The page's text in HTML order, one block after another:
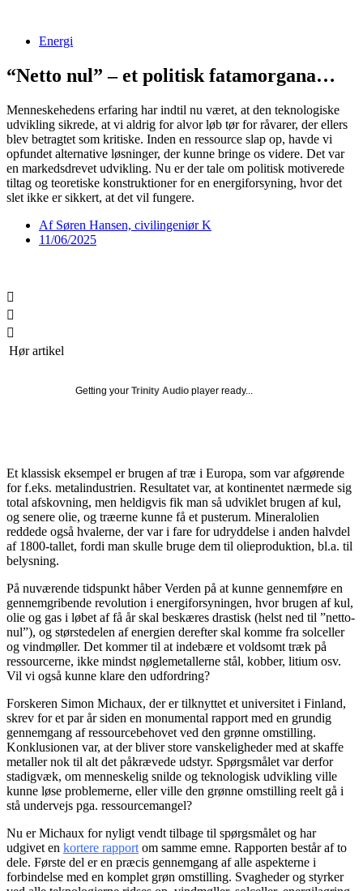
indholdEnergi
“Netto nul” – et politisk fatamorgana…
Menneskehedens erfaring har indtil nu været, at den teknologiske
udvikling sikrede, at vi aldrig for alvor løb tør for råvarer, der ellers
blev betragtet som kritiske. Inden en ressource slap op, havde vi
opfundet alternative løsninger, der kunne bringe os videre. Det var
en markedsdrevet udvikling. Nu er der tale om politisk motiverede
tiltag og teoretiske konstruktioner for en energiforsyning, hvor det
slet ikke er sikkert, at det vil fungere.
AfSøren Hansen, civilingeniør K
11/06/2025
Hør artikel
Getting your Trinity Audio player ready...
Et klassisk eksempel er brugen af træ i Europa, som var afgørende
for f.eks. metalindustrien. Resultatet var, at kontinentet nærmede sig
total afskovning, men heldigvis fik man så udviklet brugen af kul,
og senere olie, og træerne kunne få et pusterum. Mineralolien
reddede også hvalerne, der var i fare for udryddelse i anden halvdel
af 1800-tallet, fordi man skulle bruge dem til olieproduktion, bl.a. til
belysning.
På nuværende tidspunkt håber Verden på at kunne gennemføre en
gennemgribende revolution i energiforsyningen, hvor brugen af kul,
olie og gas i løbet af få år skal beskæres drastisk (helst ned til ”netto-
nul”), og størstedelen af energien derefter skal komme fra solceller
og vindmøller. Det kommer til at indebære et voldsomt træk på
ressourcerne, ikke mindst nøglemetallerne stål, kobber, litium osv.
Vil vi også kunne klare den udfordring?
Forskeren Simon Michaux, der er tilknyttet et universitet i Finland,
skrev for et par år siden en monumental rapport med en grundig
gennemgang af ressourcebehovet ved den grønne omstilling.
Konklusionen var, at der bliver store vanskeligheder med at skaffe
metaller nok til alt det påkrævede udstyr. Spørgsmålet var derfor
stadigvæk, om menneskelig snilde og teknologisk udvikling ville
kunne løse problemerne, eller ville den grønne omstilling reelt gå i
stå undervejs pga. ressourcemangel?
Nu er Michaux for nyligt vendt tilbage til spørgsmålet og har
udgivet en kortere rapport om samme emne. Rapporten består af to
dele. Første del er en præcis gennemgang af alle aspekterne i
forbindelse med en komplet grøn omstilling. Svagheder og styrker